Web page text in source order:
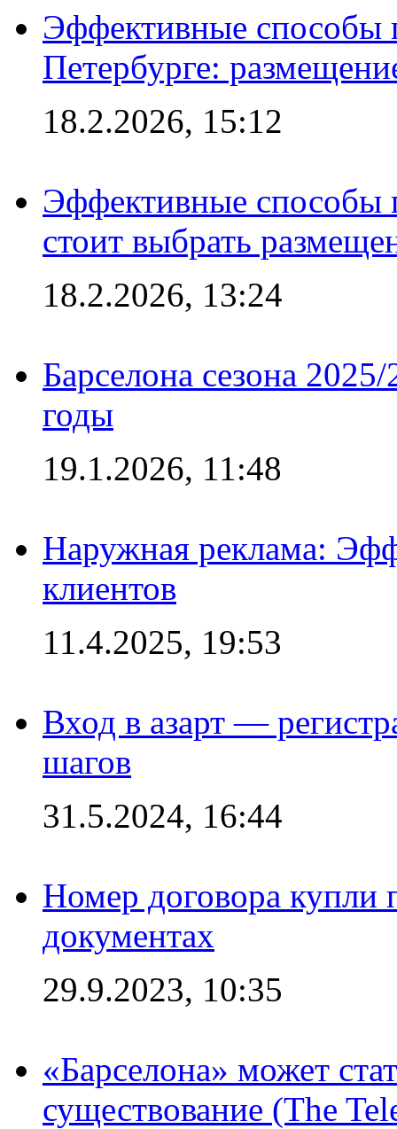
Эффективные способы
Петербурге:
18.2.2026, 15:12
Эффективные способы
стоит выбрать
18.2.2026, 13:24
Барселона сезона
годы
19.1.2026, 11:48
Наружная реклама:
клиентов
11.4.2025, 19:53
Вход в азарт —
шагов
31.5.2024, 16:44
Номер договора купли
документах
29.9.2023, 10:35
«Барселона» может
существование (The